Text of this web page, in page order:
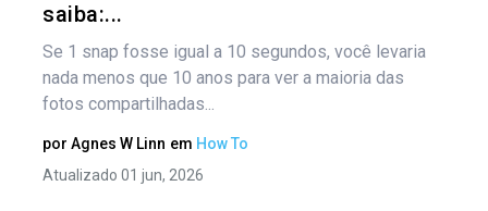
saiba:...
Se 1 snap fosse igual a 10 segundos, você levaria
nada menos que 10 anos para ver a maioria das
fotos compartilhadas...
por Agnes W Linn em How To
Atualizado 01 jun, 2026